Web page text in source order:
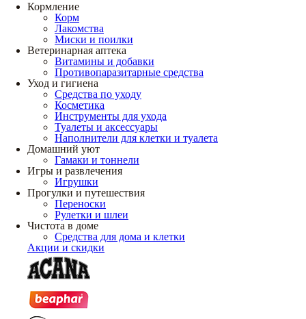
Кормление
Корм
Лакомства
Миски и поилки
Ветеринарная аптека
Витамины и добавки
Противопаразитарные средства
Уход и гигиена
Средства по уходу
Косметика
Инструменты для ухода
Туалеты и аксессуары
Наполнители для клетки и туалета
Домашний уют
Гамаки и тоннели
Игры и развлечения
Игрушки
Прогулки и путешествия
Переноски
Рулетки и шлеи
Чистота в доме
Средства для дома и клетки
Акции и скидки